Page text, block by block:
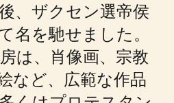
、ザクセン選帝侯
名を馳せました。
は、肖像画、宗教
など、広範な作品